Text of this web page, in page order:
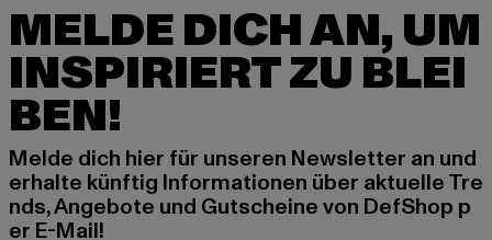
MELDE DICH AN, UM
INSPIRIERT ZU BLEI
BEN!
Melde dich hier für unseren Newsletter an und
erhalte künftig Informationen über aktuelle Tre
nds, Angebote und Gutscheine von DefShop p
er E-Mail!